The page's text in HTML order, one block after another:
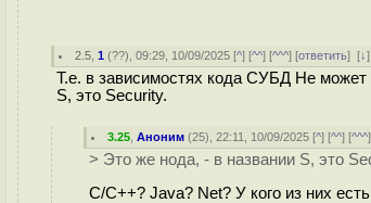
2.5 ,1 (??), 09:29, 10/09/2025 [^] [^^] [^^^] [ответить][↓
Т.е. в зависимостях кода СУБД Не
S, это Security.
3.25 ,Аноним (25), 22:11, 10/09/2025 [^] [^^] [^^^
> Это же нода, - в названии S, это
C/C++? Java? Net? У кого из них